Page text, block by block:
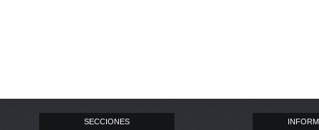
SECCIONES